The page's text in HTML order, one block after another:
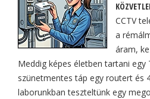
CCTV
a
áram,
Meddig képes életben tartani egy
szünetmentes táp egy routert és
laborunkban teszteltünk egy